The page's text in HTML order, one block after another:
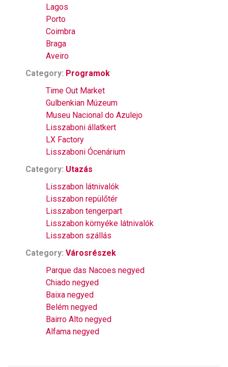
Lagos
Porto
Coimbra
Braga
Aveiro
Category: Programok
Time Out Market
Gulbenkian Múzeum
Museu Nacional do Azulejo
Lisszaboni állatkert
LX Factory
Lisszaboni Ócenárium
Category: Utazás
Lisszabon látnivalók
Lisszabon repülőtér
Lisszabon tengerpart
Lisszabon környéke látnivalók
Lisszabon szállás
Category: Városrészek
Parque das Nacoes negyed
Chiado negyed
Baixa negyed
Belém negyed
Bairro Alto negyed
Alfama negyed